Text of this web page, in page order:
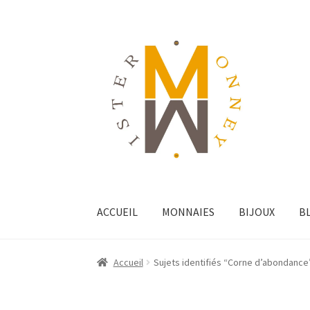
ACCUEIL MONNAIES BIJOUX
Accueil Sujets identifiés “Corne